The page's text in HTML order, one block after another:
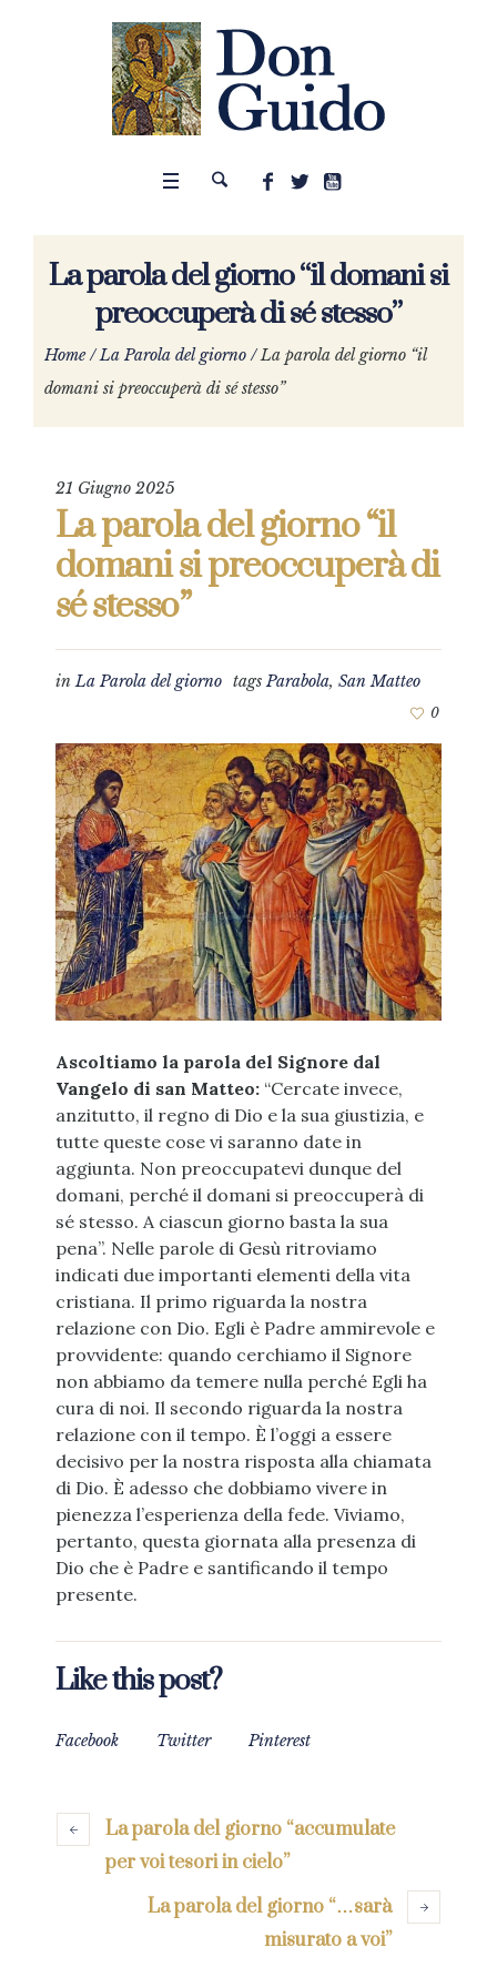
La parola del giorno “il domani si
preoccuperà di sé stesso”
Home /La Parola del giorno /La parola del giorno “il
domani si preoccuperà di sé stesso”
21 Giugno 2025
La parola del giorno “il
domani si preoccuperà di
sé stesso”
inLa Parola del giorno tagsParabola, San Matteo
0
Ascoltiamo la parola del Signore dal
Vangelo di san Matteo: “Cercate invece,
anzitutto, il regno di Dio e la sua giustizia, e
tutte queste cose vi saranno date in
aggiunta. Non preoccupatevi dunque del
domani, perché il domani si preoccuperà di
sé stesso. A ciascun giorno basta la sua
pena”. Nelle parole di Gesù ritroviamo
indicati due importanti elementi della vita
cristiana. Il primo riguarda la nostra
relazione con Dio. Egli è Padre ammirevole e
provvidente: quando cerchiamo il Signore
non abbiamo da temere nulla perché Egli ha
cura di noi. Il secondo riguarda la nostra
relazione con il tempo. È l’oggi a essere
decisivo per la nostra risposta alla chiamata
di Dio. È adesso che dobbiamo vivere in
pienezza l’esperienza della fede. Viviamo,
pertanto, questa giornata alla presenza di
Dio che è Padre e santificando il tempo
presente.
Like this post?
Facebook Twitter Pinterest
La parola del giorno “accumulate
per voi tesori in cielo”
La parola del giorno “…sarà
misurato a voi”